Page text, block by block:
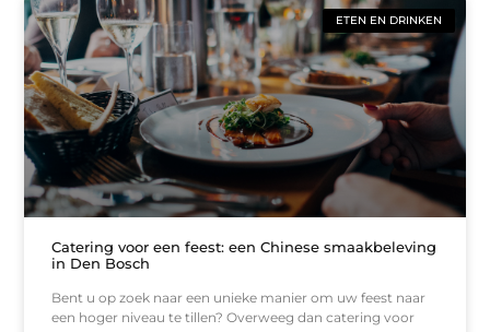
ETEN EN DRINKEN
Catering voor een feest: een Chinese smaakbeleving
in Den Bosch
Bent u op zoek naar een unieke manier om uw feest naar
een hoger niveau te tillen? Overweeg dan catering voor